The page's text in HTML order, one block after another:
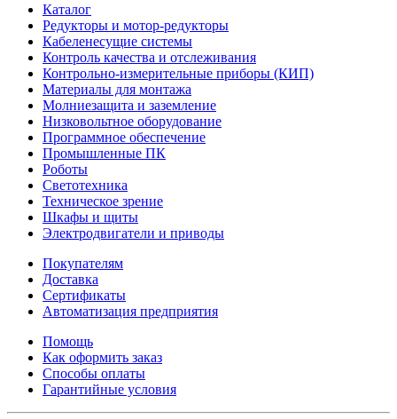
Каталог
Редукторы и мотор-редукторы
Кабеленесущие системы
Контроль качества и отслеживания
Контрольно-измерительные приборы (КИП)
Материалы для монтажа
Молниезащита и заземление
Низковольтное оборудование
Программное обеспечение
Промышленные ПК
Роботы
Светотехника
Техническое зрение
Шкафы и щиты
Электродвигатели и приводы
Покупателям
Доставка
Сертификаты
Автоматизация предприятия
Помощь
Как оформить заказ
Способы оплаты
Гарантийные условия